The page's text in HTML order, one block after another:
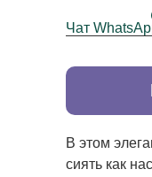
В этом
сиять как
Чат